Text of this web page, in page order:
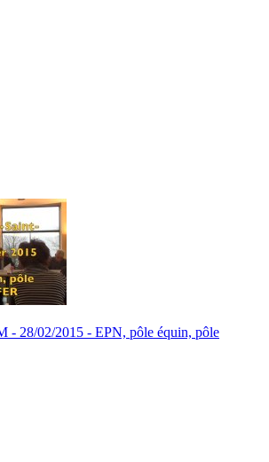
- 28/02/2015 - EPN, pôle équin, pôle